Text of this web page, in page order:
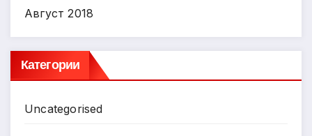
Август 2018
Категории
Uncategorised